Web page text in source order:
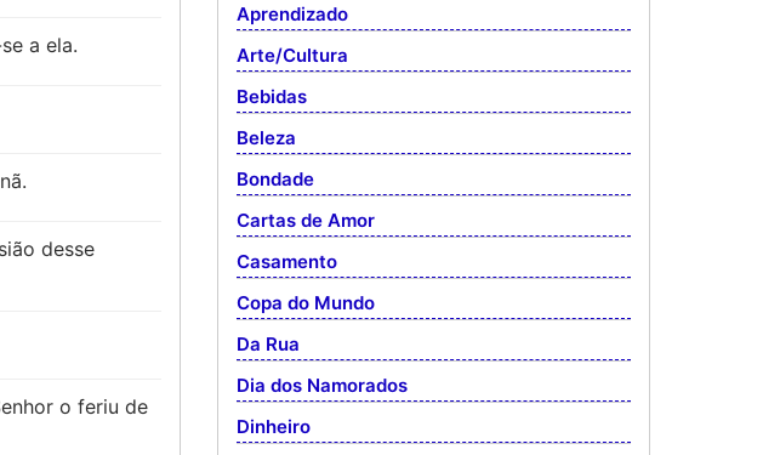
a ela.
desse
o feriu de
Aprendizado
Arte/Cultura
Bebidas
Beleza
Bondade
Cartas de Amor
Casamento
Copa do Mundo
Da Rua
Dia dos Namorados
Dinheiro